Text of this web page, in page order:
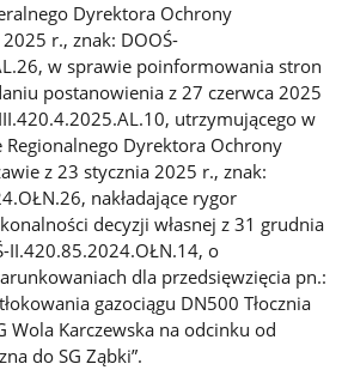
Dyrektora Ochrony
r., znak: DOOŚ-
w sprawie poinformowania stron
postanowienia z 27 czerwca 2025
utrzymującego w
Dyrektora Ochrony
z 23 stycznia 2025 r., znak:
nakładające rygor
decyzji własnej z 31 grudnia
II.420.85.2024.OŁN.14, o
dla przedsięwzięcia pn.:
gazociągu DN500 Tłocznia
Wola Karczewska na odcinku od
do SG Ząbki”.